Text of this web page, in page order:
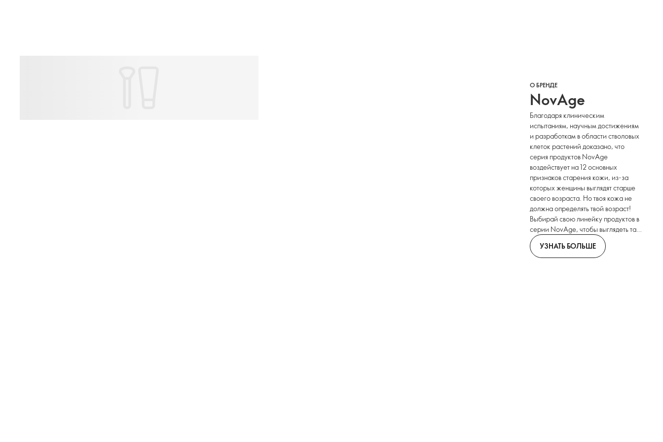
О БРЕНДЕ
NovAge
Благодаря клиническим
испытаниям, научным достижениям
и разработкам в области стволовых
клеток растений доказано, что
серия продуктов NovAge
воздействует на 12 основных
признаков старения кожи, из-за
которых женщины выглядят старше
своего возраста. Но твоя кожа не
должна определять твой возраст!
Выбирай свою линейку продуктов в
серии NovAge, чтобы выглядеть так,
как ты себя ощущаешь.
УЗНАТЬ БОЛЬШЕ